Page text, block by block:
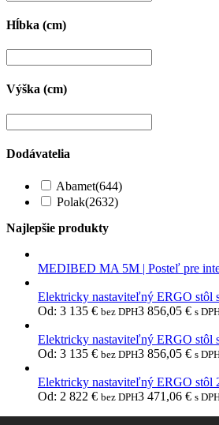
Hĺbka (cm)
Výška (cm)
Dodávatelia
Abamet(644)
Polak(2632)
Najlepšie produkty
MEDIBED MA 5M | Posteľ pre
Elektricky nastaviteľný ERGO stôl
Od: 3 135 € bez DPH3 856,05 € s
Elektricky nastaviteľný ERGO stôl
Od: 3 135 € bez DPH3 856,05 € s
Elektricky nastaviteľný ERGO stôl
Od: 2 822 € bez DPH3 471,06 € s